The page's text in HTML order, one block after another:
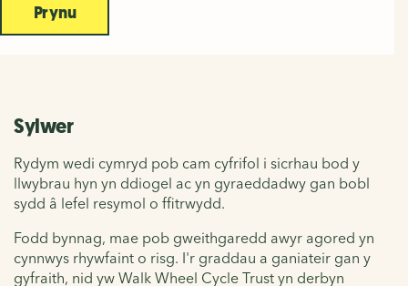
Prynu
Sylwer
Rydym wedi cymryd pob cam cyfrifol i sicrhau bod y
llwybrau hyn yn ddiogel ac yn gyraeddadwy gan bobl
sydd â lefel resymol o ffitrwydd.
Fodd bynnag, mae pob gweithgaredd awyr agored yn
cynnwys rhywfaint o risg. I'r graddau a ganiateir gan y
gyfraith, nid yw Walk Wheel Cycle Trust yn derbyn